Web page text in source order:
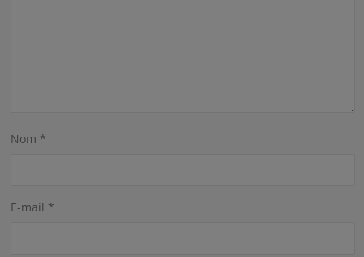
Nom *
E-mail *